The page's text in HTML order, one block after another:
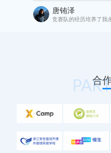
徐源
面对任何困难都能一往
合